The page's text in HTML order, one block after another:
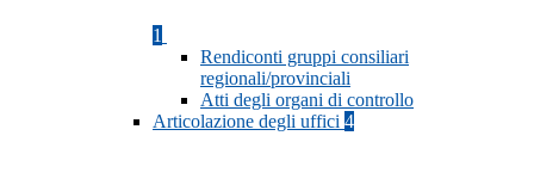
1
Rendiconti gruppi consiliari
regionali/provinciali
Atti degli organi di controllo
Articolazione degli uffici 4